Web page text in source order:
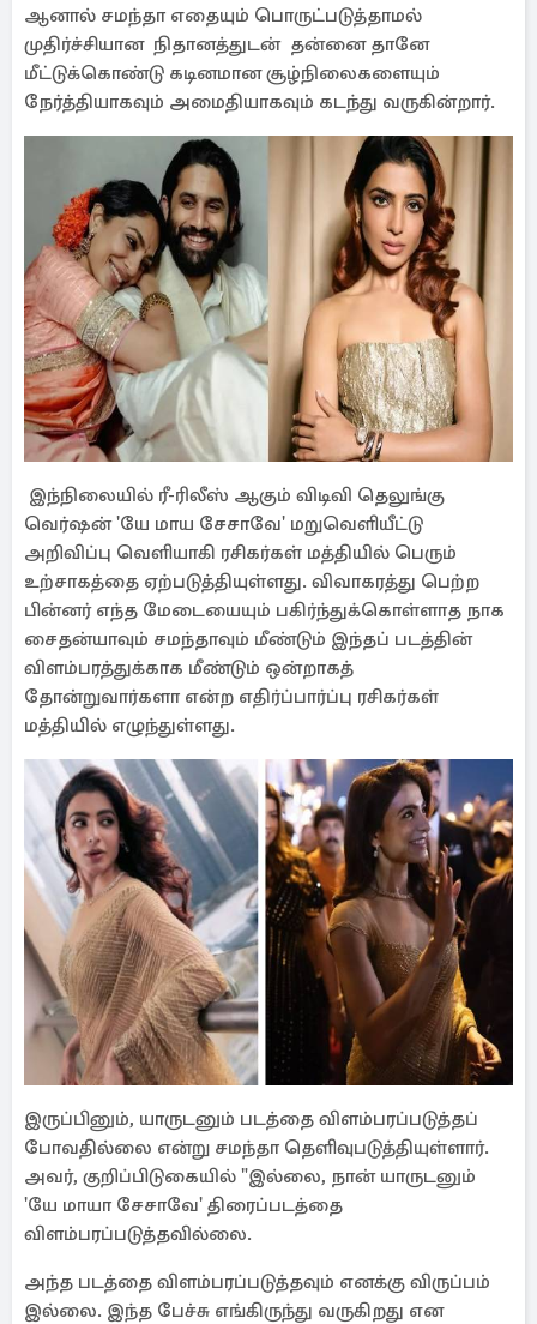
ஆனால் சமந்தா எதையும் பொருட்படுத்தாமல்
முதிர்ச்சியான நிதானத்துடன் தன்னை தானே
மீட்டுக்கொண்டு கடினமான சூழ்நிலைகளையும்
நேர்த்தியாகவும் அமைதியாகவும் கடந்து வருகின்றார்.
இந்நிலையில் ரீ-ரிலீஸ் ஆகும் விடிவி தெலுங்கு
வெர்ஷன் 'யே மாய சேசாவே' மறுவெளியீட்டு
அறிவிப்பு வெளியாகி ரசிகர்கள் மத்தியில் பெரும்
உற்சாகத்தை ஏற்படுத்தியுள்ளது. விவாகரத்து பெற்ற
பின்னர் எந்த மேடையையும் பகிர்ந்துக்கொள்ளாத நாக
சைதன்யாவும் சமந்தாவும் மீண்டும் இந்தப் படத்தின்
விளம்பரத்துக்காக மீண்டும் ஒன்றாகத்
தோன்றுவார்களா என்ற எதிர்ப்பார்ப்பு ரசிகர்கள்
மத்தியில் எழுந்துள்ளது.
இருப்பினும், யாருடனும் படத்தை விளம்பரப்படுத்தப்
போவதில்லை என்று சமந்தா தெளிவுபடுத்தியுள்ளார்.
அவர், குறிப்பிடுகையில் "இல்லை, நான் யாருடனும்
'யே மாயா சேசாவே' திரைப்படத்தை
விளம்பரப்படுத்தவில்லை.
அந்த படத்தை விளம்பரப்படுத்தவும் எனக்கு விருப்பம்
இல்லை. இந்த பேச்சு எங்கிருந்து வருகிறது என